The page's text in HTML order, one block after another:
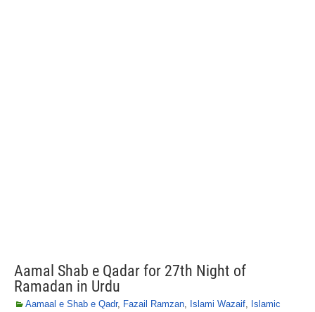
Aamal Shab e Qadar for 27th Night of
Ramadan in Urdu
Aamaal e Shab e Qadr, Fazail Ramzan, Islami Wazaif, Islamic